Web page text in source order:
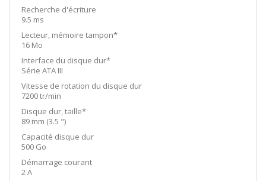
Recherche d'écriture
9.5 ms
Lecteur, mémoire tampon*
16 Mo
Interface du disque dur*
Série ATA III
Vitesse de rotation du disque dur
7200 tr/min
Disque dur, taille*
89 mm (3.5 ")
Capacité disque dur
500 Go
Démarrage courant
2 A